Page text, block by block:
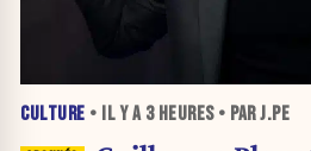
CULTURE • IL Y A 3 HEURES• PAR J.PE